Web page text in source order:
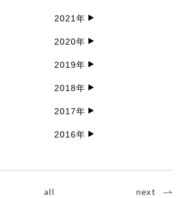
2021年
2020年
2019年
2018年
2017年
2016年
all next